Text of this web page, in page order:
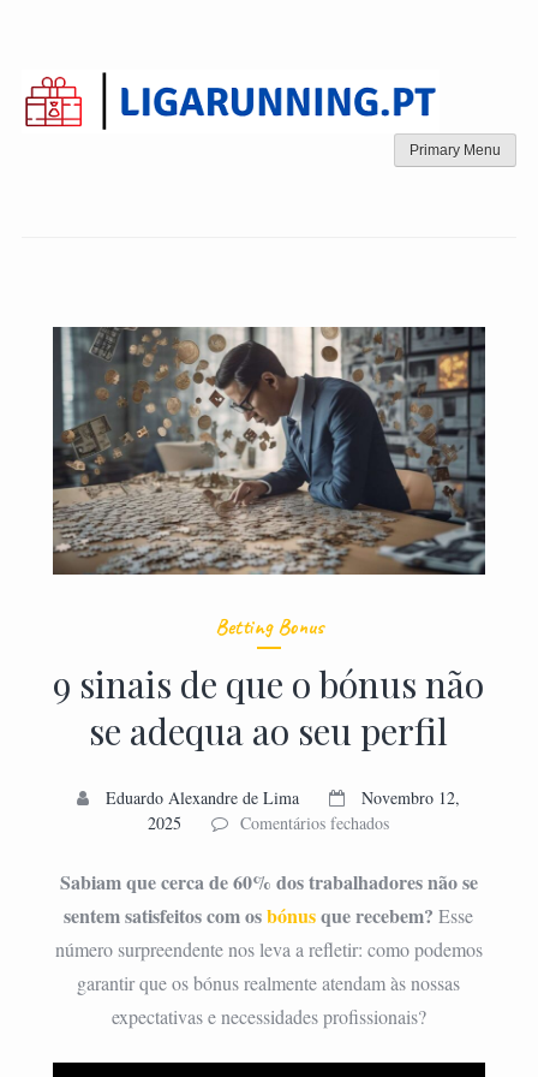
Primary Menu
Betting Bonus
9 sinais de que o bónus não
se adequa ao seu perfil
Eduardo Alexandre de Lima
Novembro 12,
2025
Comentários fechadosem
de
que
o
bónus
não
se
Sabiam que cerca de 60% dos trabalhadores não se
sentem satisfeitos com osbónusque recebem? Esse
número surpreendente nos leva a refletir: como podemos
garantir que os bónus realmente atendam às nossas
expectativas e necessidades profissionais?